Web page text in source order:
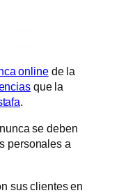
onlinede la
que la
.
se deben
personales a
sus clientes en